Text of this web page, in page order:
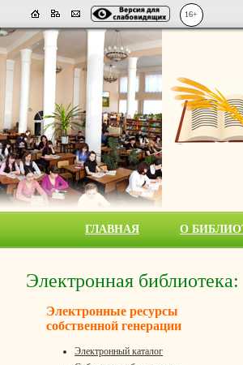
16+
ГЛАВНАЯ О
Электронная библиотека:
Электронные ресурсы
собственной генерации
Электронный каталог